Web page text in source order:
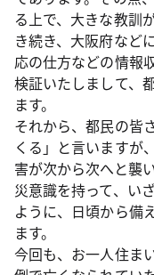
る上で、大きな教訓
き続き、大阪府など
応の仕方などの情報
検証いたしまして、
ます。
それから、都民の皆
くる」と言いますが
害が次から次へと襲
災意識を持って、い
ように、日頃から備
ます。
今回も、お一人住ま